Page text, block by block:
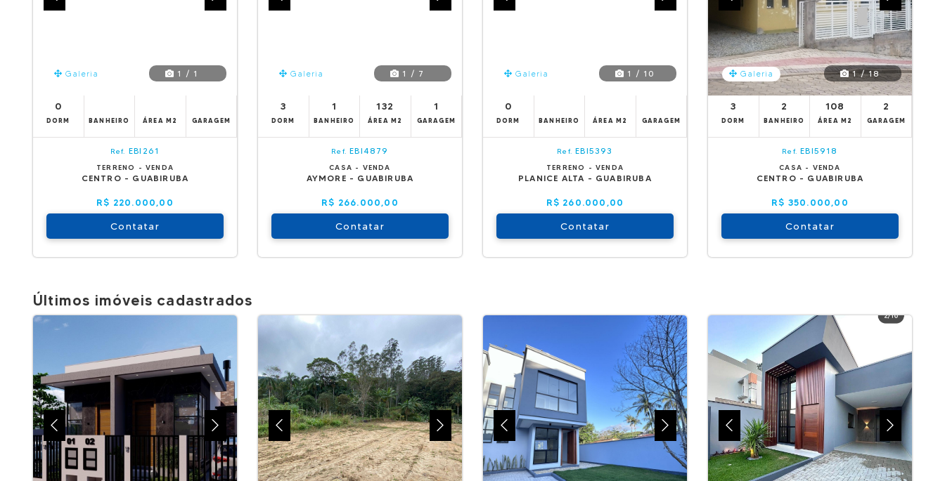
Galeria 1 / 1
0
DORM BANHEIRO ÁREA M2 GARAGEM
Ref. EBI261
TERRENO - VENDA
CENTRO - GUABIRUBA
R$ 220.000,00
Contatar
Galeria 1 / 7
3
DORM
1
BANHEIRO
132
ÁREA M2
1
GARAGEM
Ref. EBI4879
CASA - VENDA
AYMORE - GUABIRUBA
R$ 266.000,00
Contatar
Galeria 1 / 10
0
DORM BANHEIRO ÁREA M2 GARAGEM
Ref. EBI5393
TERRENO - VENDA
PLANICE ALTA - GUABIRUBA
R$ 260.000,00
Contatar
Galeria 1 / 18
3
DORM
2
BANHEIRO
108
ÁREA M2
2
GARAGEM
Ref. EBI5918
CASA - VENDA
CENTRO - GUABIRUBA
R$ 350.000,00
Contatar
Últimos imóveis cadastrados